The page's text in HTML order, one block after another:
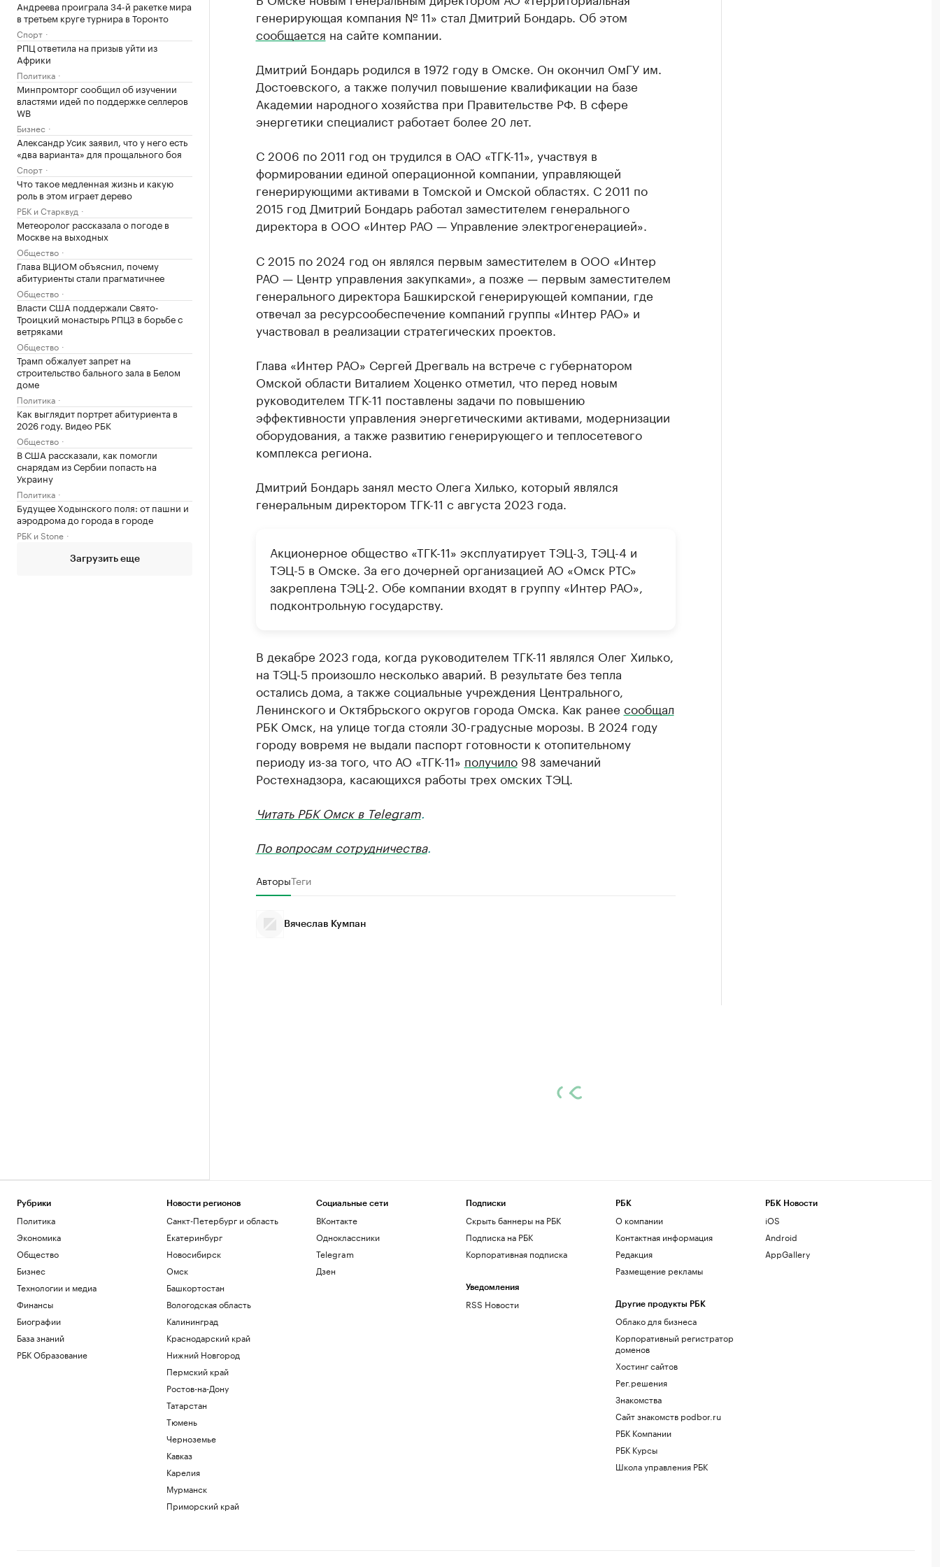
Андреева проиграла 34-й ракетке мира
в третьем круге турнира в Торонто
Спорт
РПЦ ответила на призыв уйти из
Африки
Политика
Минпромторг сообщил об изучении
властями идей по поддержке селлеров
WB
Бизнес
Александр Усик заявил, что у него есть
«два варианта» для прощального боя
Спорт
Что такое медленная жизнь и какую
роль в этом играет дерево
РБК и Старквуд
Метеоролог рассказала о погоде в
Москве на выходных
Общество
Глава ВЦИОМ объяснил, почему
абитуриенты стали прагматичнее
Общество
Власти США поддержали Свято-
Троицкий монастырь РПЦЗ в борьбе с
ветряками
Общество
Трамп обжалует запрет на
строительство бального зала в Белом
доме
Политика
Как выглядит портрет абитуриента в
2026 году. Видео РБК
Общество
В США рассказали, как помогли
снарядам из Сербии попасть на
Украину
Политика
Будущее Ходынского поля: от пашни и
аэродрома до города в городе
РБК и Stone
Загрузить еще
генерирующая компания № 11» стал Дмитрий Бондарь. Об этом
сообщается на сайте компании.
Дмитрий Бондарь родился в 1972 году в Омске. Он окончил ОмГУ им.
Достоевского, а также получил повышение квалификации на базе
Академии народного хозяйства при Правительстве РФ. В сфере
энергетики специалист работает более 20 лет.
С 2006 по 2011 год он трудился в ОАО «ТГК-11», участвуя в
формировании единой операционной компании, управляющей
генерирующими активами в Томской и Омской областях. С 2011 по
2015 год Дмитрий Бондарь работал заместителем генерального
директора в ООО «Интер РАО — Управление электрогенерацией».
С 2015 по 2024 год он являлся первым заместителем в ООО «Интер
РАО — Центр управления закупками», а позже — первым заместителем
генерального директора Башкирской генерирующей компании, где
отвечал за ресурсообеспечение компаний группы «Интер РАО» и
участвовал в реализации стратегических проектов.
Глава «Интер РАО» Сергей Дрегваль на встрече с губернатором
Омской области Виталием Хоценко отметил, что перед новым
руководителем ТГК-11 поставлены задачи по повышению
эффективности управления энергетическими активами, модернизации
оборудования, а также развитию генерирующего и теплосетевого
комплекса региона.
Дмитрий Бондарь занял место Олега Хилько, который являлся
генеральным директором ТГК-11 с августа 2023 года.
Акционерное общество «ТГК-11» эксплуатирует ТЭЦ-3, ТЭЦ-4 и
ТЭЦ-5 в Омске. За его дочерней организацией АО «Омск РТС»
закреплена ТЭЦ-2. Обе компании входят в группу «Интер РАО»,
подконтрольную государству.
В декабре 2023 года, когда руководителем ТГК-11 являлся Олег Хилько,
на ТЭЦ-5 произошло несколько аварий. В результате без тепла
остались дома, а также социальные учреждения Центрального,
Ленинского и Октябрьского округов города Омска. Как ранее сообщал
РБК Омск, на улице тогда стояли 30-градусные морозы. В 2024 году
городу вовремя не выдали паспорт готовности к отопительному
периоду из-за того, что АО «ТГК-11» получило98 замечаний
Ростехнадзора, касающихся работы трех омских ТЭЦ.
Читать РБК Омск в Telegram.
По вопросам сотрудничества.
АвторыТеги
Вячеслав Кумпан
Рубрики
Политика
Экономика
Общество
Бизнес
Технологии и медиа
Финансы
Биографии
База знаний
РБК Образование
Новости регионов
Санкт-Петербург и область
Екатеринбург
Новосибирск
Омск
Башкортостан
Вологодская область
Калининград
Краснодарский край
Нижний Новгород
Пермский край
Ростов-на-Дону
Татарстан
Тюмень
Черноземье
Кавказ
Карелия
Мурманск
Приморский край
Социальные сети
ВКонтакте
Одноклассники
Telegram
Дзен
Подписки
Скрыть баннеры на РБК
Подписка на РБК
Корпоративная подписка
Уведомления
RSS Новости
РБК
О компании
Контактная информация
Редакция
Размещение рекламы
Другие продукты РБК
Облако для бизнеса
Корпоративный регистратор
доменов
Хостинг сайтов
Рег.решения
Знакомства
Сайт знакомств podbor.ru
РБК Компании
РБК Курсы
Школа управления РБК
РБК Новости
iOS
Android
AppGallery